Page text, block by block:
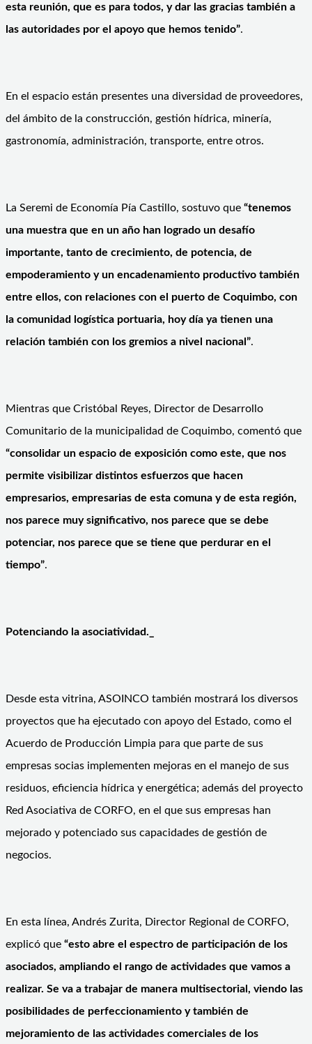
esta reunión, que es para todos, y dar las gracias también a
las autoridades por el apoyo que hemos tenido”.
En el espacio están presentes una diversidad de proveedores,
del ámbito de la construcción, gestión hídrica, minería,
gastronomía, administración, transporte, entre otros.
La Seremi de Economía Pía Castillo, sostuvo que “tenemos
una muestra que en un año han logrado un desafío
importante, tanto de crecimiento, de potencia, de
empoderamiento y un encadenamiento productivo también
entre ellos, con relaciones con el puerto de Coquimbo, con
la comunidad logística portuaria, hoy día ya tienen una
relación también con los gremios a nivel nacional”.
Mientras que Cristóbal Reyes, Director de Desarrollo
Comunitario de la municipalidad de Coquimbo, comentó que
“consolidar un espacio de exposición como este, que nos
permite visibilizar distintos esfuerzos que hacen
empresarios, empresarias de esta comuna y de esta región,
nos parece muy significativo, nos parece que se debe
potenciar, nos parece que se tiene que perdurar en el
tiempo”.
Potenciando la asociatividad._
Desde esta vitrina, ASOINCO también mostrará los diversos
proyectos que ha ejecutado con apoyo del Estado, como el
Acuerdo de Producción Limpia para que parte de sus
empresas socias implementen mejoras en el manejo de sus
residuos, eficiencia hídrica y energética; además del proyecto
Red Asociativa de CORFO, en el que sus empresas han
mejorado y potenciado sus capacidades de gestión de
negocios.
En esta línea, Andrés Zurita, Director Regional de CORFO,
explicó que “esto abre el espectro de participación de los
asociados, ampliando el rango de actividades que vamos a
realizar. Se va a trabajar de manera multisectorial, viendo las
posibilidades de perfeccionamiento y también de
mejoramiento de las actividades comerciales de los